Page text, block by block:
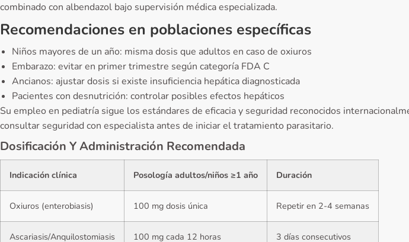
combinado con albendazol bajo supervisión médica especializada.
Recomendaciones en poblaciones específicas
Niños mayores de un año: misma dosis que adultos en caso de oxiuros
Embarazo: evitar en primer trimestre según categoría FDA C
Ancianos: ajustar dosis si existe insuficiencia hepática diagnosticada
Pacientes con desnutrición: controlar posibles efectos hepáticos
Su empleo en pediatría sigue los estándares de eficacia y seguridad reconocidos
consultar seguridad con especialista antes de iniciar el tratamiento parasitario.
Dosificación Y Administración Recomendada
Indicación clínica Posología adultos/niños ≥1 año Duración
Oxiuros (enterobiasis) 100 mg dosis única Repetir en 2-4 semanas
Ascariasis/Anquilostomiasis 100 mg cada 12 horas 3 días consecutivos